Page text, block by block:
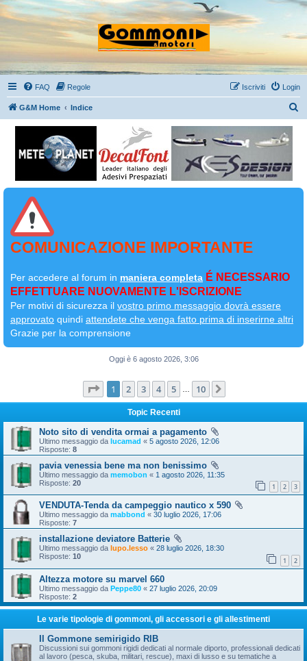
FAQ Regole Login
Iscriviti
G&M Home Indice
COMUNICAZIONE IMPORTANTE
Per accedere al forum in maniera completa É NECESSARIO
EFFETTUARE NUOVAMENTE L'ISCRIZIONE
Per motivi di sicurezza il vostro primo messaggio dovrà essere
approvato quindi attendete che venga fatto prima di inserirne altri
Grazie per la comprensione
Oggi è 6 agosto 2026, 3:06
Pagina di 10
1 2 3 4 5 10
Topic Recenti
Noto sito di vendita ormai a pagamento
Ultimo messaggio da lucamad « 5 agosto 2026, 12:06
Risposte: 8
pavia venessia bene ma non benissimo
Ultimo messaggio da memobon « 1 agosto 2026, 11:35
Risposte: 20 1 2 3
VENDUTA-Tenda da campeggio nautico x 590
Ultimo messaggio da mabbond « 30 luglio 2026, 17:06
Risposte: 7
installazione deviatore Batterie
Ultimo messaggio da lupo.lesso « 28 luglio 2026, 18:30
Risposte: 10 1 2
Altezza motore su marvel 660
Ultimo messaggio da Peppe80 « 27 luglio 2026, 20:09
Risposte: 2
Le varie tipologie di gommoni, gli accessori e gli allestimenti
Il Gommone semirigido RIB
Discussioni sui gommoni rigidi dedicati al normale diporto, professionali dedicati
al lavoro (pesca, skuba, militari, rescue), maxi di lusso e su tematiche a